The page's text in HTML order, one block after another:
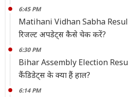
6:45 PM
Matihani Vidhan Sabha
रिजल्ट अपडेट्स कैसे चेक करें?
6:30 PM
Bihar Assembly Election
कैंडिडेट्स के क्या हैं हाल?
6:14 PM